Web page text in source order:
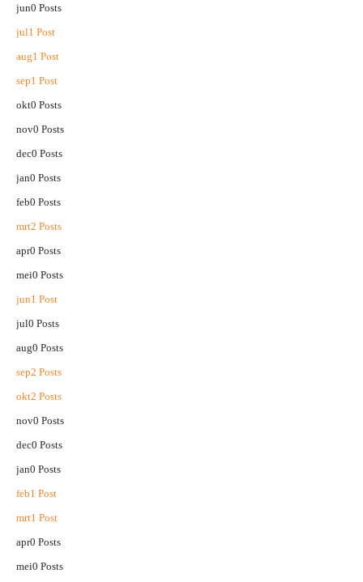
jun0 Posts
jul1 Post
aug1 Post
sep1 Post
okt0 Posts
nov0 Posts
dec0 Posts
jan0 Posts
feb0 Posts
mrt2 Posts
apr0 Posts
mei0 Posts
jun1 Post
jul0 Posts
aug0 Posts
sep2 Posts
okt2 Posts
nov0 Posts
dec0 Posts
jan0 Posts
feb1 Post
mrt1 Post
apr0 Posts
mei0 Posts